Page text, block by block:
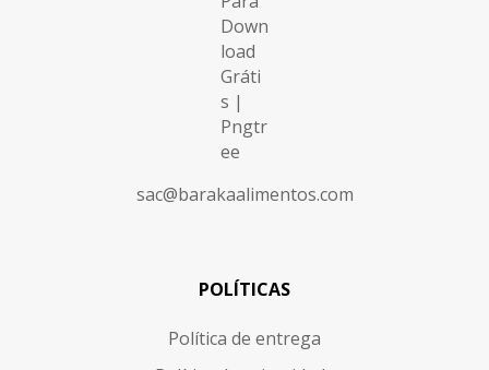
sac@barakaalimentos.com
POLÍTICAS
Política de entrega